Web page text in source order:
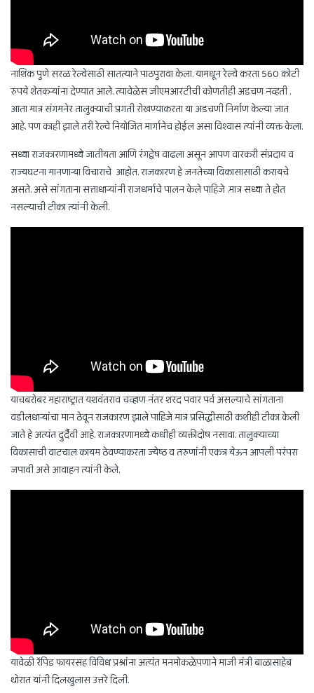
नाशिक पुणे सरळ रेल्वेसाठी सातत्याने पाठपुरावा केला. यामधून रेल्वे करता 560 कोटी
रुपये शेतकऱ्यांना देण्यात आले. त्यावेळेस जीएमआरटीची कोणतीही अडचण नव्हती .
आता मात्र संगमनेर तालुक्याची प्रगती रोखण्याकरता या अडचणी निर्माण केल्या जात
आहे. पण काही झाले तरी रेल्वे नियोजित मार्गानेच होईल असा विश्वास त्यांनी व्यक्त केला.
सध्या राजकारणामध्ये जातीयता आणि रंगद्वेष वाढला असून आपण वारकरी संप्रदाय व
राज्यघटना मानणाऱ्या विचाराचे आहोत. राजकारण हे जनतेच्या विकासासाठी करायचे
असते. असे सांगताना सत्ताधाऱ्यांनी राजधर्माचे पालन केले पाहिजे .मात्र सध्या ते होत
नसल्याची टीका त्यांनी केली.
याचबरोबर महाराष्ट्रात यशवंतराव चव्हाण नंतर शरद पवार पर्व असल्याचे सांगताना
वडीलधाऱ्यांचा मान ठेवून राजकारण झाले पाहिजे मात्र प्रसिद्धीसाठी कशीही टीका केली
जाते हे अत्यंत दुर्दैवी आहे. राजकारणामध्ये कधीही व्यक्तीदोष नसावा. तालुक्याच्या
विकासाची वाटचाल कायम ठेवण्याकरता ज्येष्ठ व तरुणांनी एकत्र येऊन आपली परंपरा
जपावी असे आवाहन त्यांनी केले.
यावेळी रॅपिड फायरसह विविध प्रश्नांना अत्यंत मनमोकळेपणाने माजी मंत्री बाळासाहेब
थोरात यांनी दिलखुलास उत्तरे दिली.